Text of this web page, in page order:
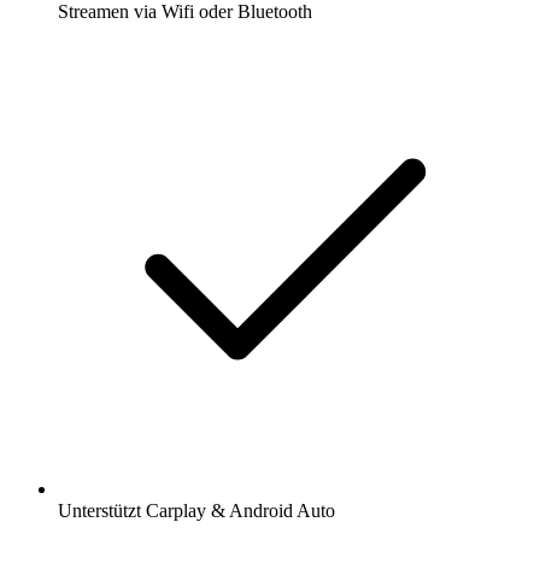
Streamen via Wifi oder Bluetooth
Unterstützt Carplay & Android Auto